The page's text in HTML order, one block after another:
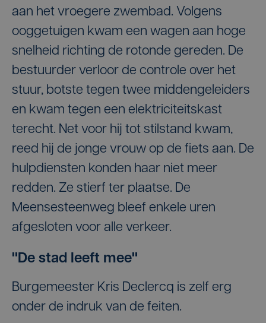
aan het vroegere zwembad. Volgens
ooggetuigen kwam een wagen aan hoge
snelheid richting de rotonde gereden. De
bestuurder verloor de controle over het
stuur, botste tegen twee middengeleiders
en kwam tegen een elektriciteitskast
terecht. Net voor hij tot stilstand kwam,
reed hij de jonge vrouw op de fiets aan. De
hulpdiensten konden haar niet meer
redden. Ze stierf ter plaatse. De
Meensesteenweg bleef enkele uren
afgesloten voor alle verkeer.
"De stad leeft mee"
Burgemeester Kris Declercq is zelf erg
onder de indruk van de feiten.